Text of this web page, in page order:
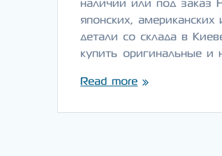
наличии или под заказ
японских,
детали со склада в
купить оригинальные и
Read more